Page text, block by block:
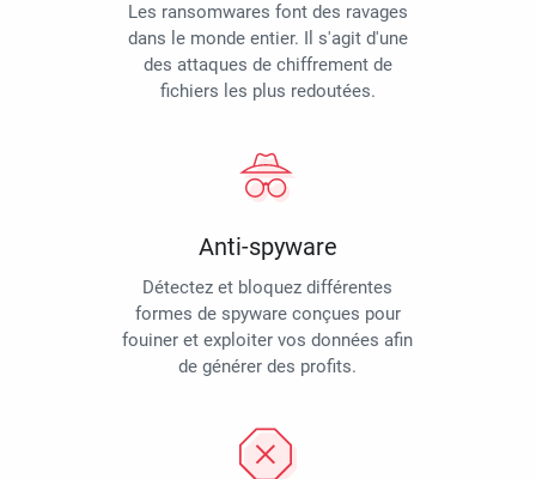
Les ransomwares font des ravages
dans le monde entier. Il s'agit d'une
des attaques de chiffrement de
fichiers les plus redoutées.
Anti-spyware
Détectez et bloquez différentes
formes de spyware conçues pour
fouiner et exploiter vos données afin
de générer des profits.